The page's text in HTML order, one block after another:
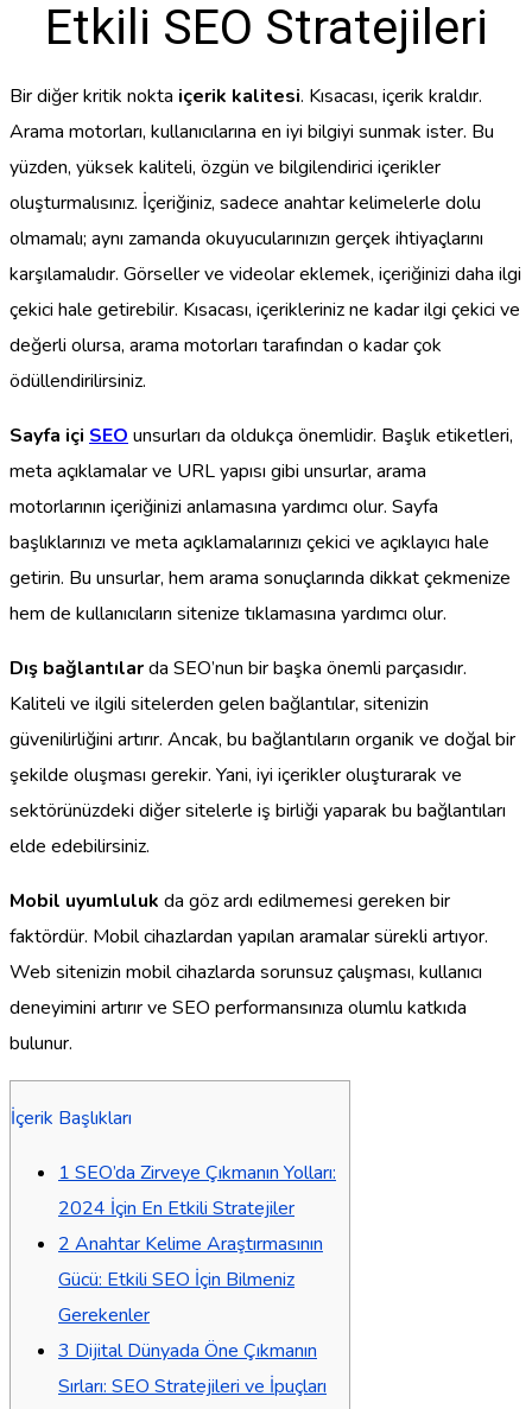
Etkili SEO Stratejileri
Bir diğer kritik nokta içerik kalitesi. Kısacası, içerik kraldır.
Arama motorları, kullanıcılarına en iyi bilgiyi sunmak ister. Bu
yüzden, yüksek kaliteli, özgün ve bilgilendirici içerikler
oluşturmalısınız. İçeriğiniz, sadece anahtar kelimelerle dolu
olmamalı; aynı zamanda okuyucularınızın gerçek ihtiyaçlarını
karşılamalıdır. Görseller ve videolar eklemek, içeriğinizi daha ilgi
çekici hale getirebilir. Kısacası, içerikleriniz ne kadar ilgi çekici ve
değerli olursa, arama motorları tarafından o kadar çok
ödüllendirilirsiniz.
Sayfa içi SEO unsurları da oldukça önemlidir. Başlık etiketleri,
meta açıklamalar ve URL yapısı gibi unsurlar, arama
motorlarının içeriğinizi anlamasına yardımcı olur. Sayfa
başlıklarınızı ve meta açıklamalarınızı çekici ve açıklayıcı hale
getirin. Bu unsurlar, hem arama sonuçlarında dikkat çekmenize
hem de kullanıcıların sitenize tıklamasına yardımcı olur.
Dış bağlantılarda SEO’nun bir başka önemli parçasıdır.
Kaliteli ve ilgili sitelerden gelen bağlantılar, sitenizin
güvenilirliğini artırır. Ancak, bu bağlantıların organik ve doğal bir
şekilde oluşması gerekir. Yani, iyi içerikler oluşturarak ve
sektörünüzdeki diğer sitelerle iş birliği yaparak bu bağlantıları
elde edebilirsiniz.
Mobil uyumluluk da göz ardı edilmemesi gereken bir
faktördür. Mobil cihazlardan yapılan aramalar sürekli artıyor.
Web sitenizin mobil cihazlarda sorunsuz çalışması, kullanıcı
deneyimini artırır ve SEO performansınıza olumlu katkıda
bulunur.
İçerik Başlıkları
1 SEO’da Zirveye Çıkmanın Yolları:
2024 İçin En Etkili Stratejiler
2 Anahtar Kelime Araştırmasının
Gücü: Etkili SEO İçin Bilmeniz
Gerekenler
3 Dijital Dünyada Öne Çıkmanın
Sırları: SEO Stratejileri ve İpuçları